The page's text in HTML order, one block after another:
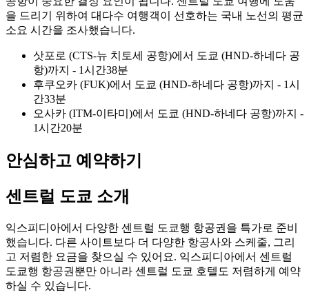
을 드리기 위하여 대다수 여행객이 선호하는 국내 노선의 평균
소요 시간을 조사했습니다.
삿포로 (CTS-뉴 치토세 공항)에서 도쿄 (HND-하네다 공
항)까지 - 1시간38분
후쿠오카 (FUK)에서 도쿄 (HND-하네다 공항)까지 - 1시
간33분
오사카 (ITM-이타미)에서 도쿄 (HND-하네다 공항)까지 -
1시간20분
안심하고 예약하기
센트럴 도쿄 소개
익스피디아에서 다양한 센트럴 도쿄행 항공권을 특가로 준비
했습니다. 다른 사이트보다 더 다양한 항공사와 스케줄, 그리
고 저렴한 요금을 찾으실 수 있어요. 익스피디아에서 센트럴
도쿄행 항공권뿐만 아니라 센트럴 도쿄 호텔도 저렴하게 예약
하실 수 있습니다.